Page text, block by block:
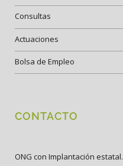
Consultas
Actuaciones
Bolsa de Empleo
CONTACTO
ONG con Implantación estatal.